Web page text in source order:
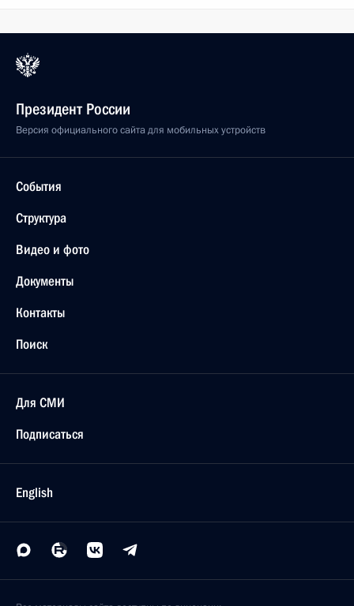
Президент России
Версия официального сайта для мобильных устройств
События
Структура
Видео и фото
Документы
Контакты
Поиск
Для СМИ
Подписаться
English